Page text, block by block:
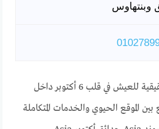
وبنتهاوس
إذا كنت تبحث عن فرصة حقيقية للعيش في قلب 6 أكتوبر داخل
الموقع الحيوي والخدمات المتكاملة